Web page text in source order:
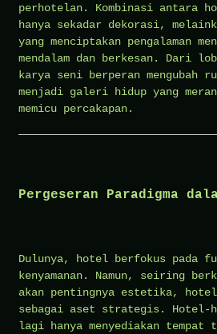
perhotelan. Kombinasi antara
hanya sekadar dekorasi,
yang menciptakan pengalaman
mendalam dan berkesan. Dari
karya seni berperan mengubah
menjadi galeri hidup yang
memicu percakapan.
Pergeseran Paradigma
Dulunya, hotel berfokus pada
kenyamanan. Namun, seiring
akan pentingnya estetika,
sebagai aset strategis. Hotel-
lagi hanya menyediakan tempat